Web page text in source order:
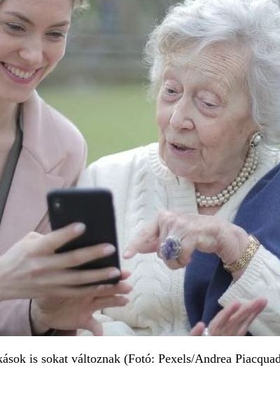
is sokat változnak (Fotó: Pexels/Andrea